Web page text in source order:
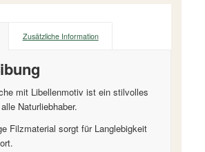
Zusätzliche Information
mit Libellenmotiv ist ein stilvolles
Naturliebhaber.
Filzmaterial sorgt für Langlebigkeit